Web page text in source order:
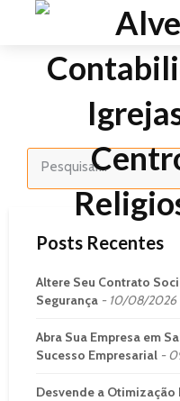
Posts Recentes
Altere Seu Contrato
Segurança
10/08/2026
Abra Sua Empresa em
Sucesso Empresarial
Desvende a